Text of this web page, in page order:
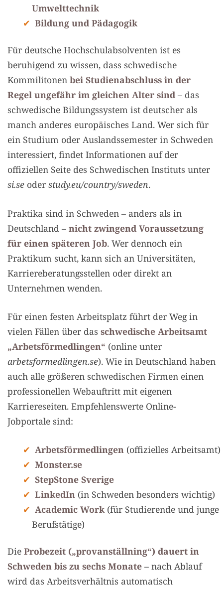
Umwelttechnik
Bildung und Pädagogik
Für deutsche Hochschulabsolventen ist es
beruhigend zu wissen, dass schwedische
Kommilitonen bei Studienabschluss in der
Regel ungefähr im gleichen Alter sind – das
schwedische Bildungssystem ist deutscher als
manch anderes europäisches Land. Wer sich für
ein Studium oder Auslandssemester in Schweden
interessiert, findet Informationen auf der
offiziellen Seite des Schwedischen Instituts unter
si.se oder study.eu/country/sweden.
Praktika sind in Schweden – anders als in
Deutschland – nicht zwingend Voraussetzung
für einen späteren Job. Wer dennoch ein
Praktikum sucht, kann sich an Universitäten,
Karriereberatungsstellen oder direkt an
Unternehmen wenden.
Für einen festen Arbeitsplatz führt der Weg in
vielen Fällen über das schwedische Arbeitsamt
„Arbetsförmedlingen“ (online unter
arbetsformedlingen.se). Wie in Deutschland haben
auch alle größeren schwedischen Firmen einen
professionellen Webauftritt mit eigenen
Karriereseiten. Empfehlenswerte Online-
Jobportale sind:
Arbetsförmedlingen (offizielles Arbeitsamt)
Monster.se
StepStone Sverige
LinkedIn (in Schweden besonders wichtig)
Academic Work(für Studierende und junge
Berufstätige)
Die Probezeit („provanställning“) dauert in
Schweden bis zu sechs Monate – nach Ablauf
wird das Arbeitsverhältnis automatisch